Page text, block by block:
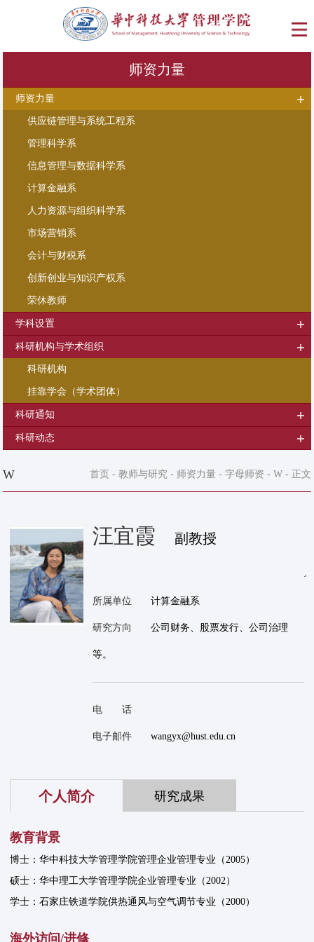
师资力量
师资力量
供应链管理与系统工程系
管理科学系
信息管理与数据科学系
计算金融系
人力资源与组织科学系
市场营销系
会计与财税系
创新创业与知识产权系
荣休教师
学科设置
科研机构与学术组织
科研机构
挂靠学会（学术团体）
科研通知
科研动态
W 首页 - 教师与研究- 师资力量- 字母师资 - W- 正文
汪宜霞 副教授
所属单位 计算金融系
研究方向 公司财务、股票发行、公司治理
等。
电 话
电子邮件 wangyx@hust.edu.cn
个人简介 研究成果
教育背景
博士：华中科技大学管理学院管理企业管理专业（2005）
硕士：华中理工大学管理学院企业管理专业（2002）
学士：石家庄铁道学院供热通风与空气调节专业（2000）
海外访问/进修